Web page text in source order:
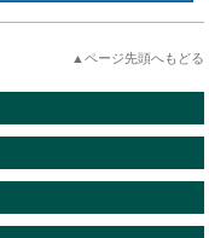
▲ページ先頭へもどる